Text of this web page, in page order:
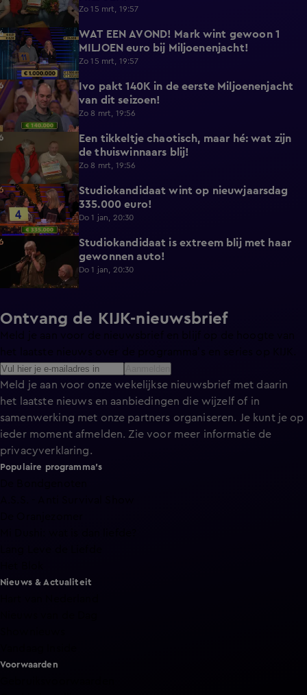
Zo 15 mrt, 19:57
2:07
WAT EEN AVOND! Mark wint gewoon 1
MILJOEN euro bij Miljoenenjacht!
Zo 15 mrt, 19:57
0:44
Ivo pakt 140K in de eerste Miljoenenjacht
van dit seizoen!
Zo 8 mrt, 19:56
5:03
Een tikkeltje chaotisch, maar hé: wat zijn
de thuiswinnaars blij!
Zo 8 mrt, 19:56
0:57
Studiokandidaat wint op nieuwjaarsdag
335.000 euro!
Do 1 jan, 20:30
1:59
Studiokandidaat is extreem blij met haar
gewonnen auto!
Do 1 jan, 20:30
Ontvang de KIJK-nieuwsbrief
Meld je aan voor de nieuwsbrief en blijf op de hoogte van
Meld je aan voor onze wekelijkse nieuwsbrief met daarin
het laatste nieuws en aanbiedingen die wijzelf of in
samenwerking met onze partners organiseren. Je kunt je op
ieder moment afmelden. Zie voor meer informatie de
privacyverklaring.
Populaire programma's
Nieuws & Actualiteit
Voorwaarden